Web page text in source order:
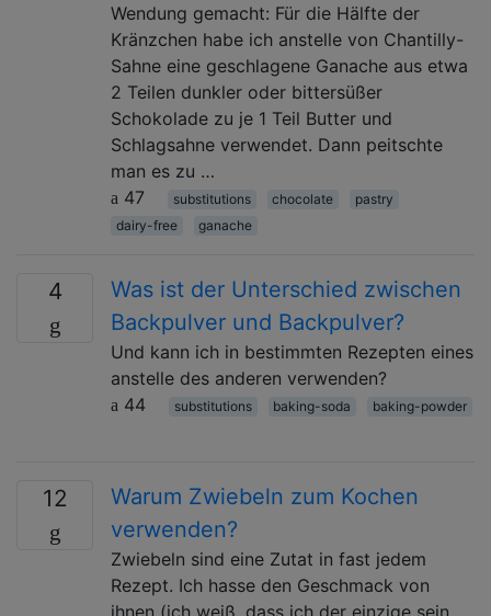
Wendung gemacht: Für die Hälfte der
Kränzchen habe ich anstelle von Chantilly-
Sahne eine geschlagene Ganache aus etwa
2 Teilen dunkler oder bittersüßer
Schokolade zu je 1 Teil Butter und
Schlagsahne verwendet. Dann peitschte
man es zu …
47
substitutions chocolate
pastry
dairy-free
ganache
4
Was ist der Unterschied zwischen
Backpulver und Backpulver?
Und kann ich in bestimmten Rezepten eines
anstelle des anderen verwenden?
44
substitutions baking-soda baking-powder
12
Warum Zwiebeln zum Kochen
verwenden?
Zwiebeln sind eine Zutat in fast jedem
Rezept. Ich hasse den Geschmack von
ihnen (ich weiß, dass ich der einzige sein